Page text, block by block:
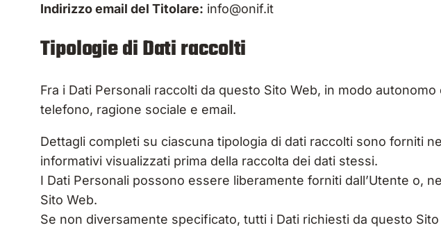
Indirizzo email del Titolare: info@onif.it
Tipologie di Dati raccolti
Fra i Dati Personali raccolti da questo Sito Web, in modo
telefono, ragione sociale e email.
Dettagli completi su ciascuna tipologia di dati raccolti sono forniti
informativi visualizzati prima della raccolta dei dati stessi.
I Dati Personali possono essere liberamente forniti dall’Utente o,
Sito Web.
Se non diversamente specificato, tutti i Dati richiesti da questo